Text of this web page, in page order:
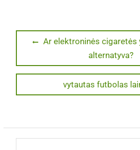
Navigacija
įrašų
Previous
Ar elektroninės cigaretės
alternatyva?
Next
post:
vytautas futbolas